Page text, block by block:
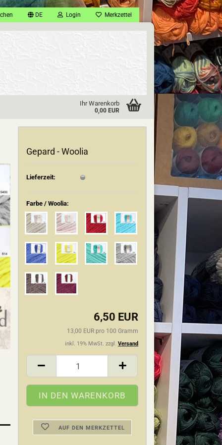
DE Login Merkzettel
Ihr Warenkorb
0,00 EUR
Gepard - Woolia
Lieferzeit:
Farbe / Woolia:
6,50 EUR
13,00 EUR pro 100 Gramm
inkl. 19% MwSt. zzgl. Versand
AUF DEN MERKZETTEL